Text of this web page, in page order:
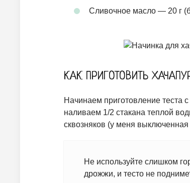
Сливочное масло — 20 г
КАК ПРИГОТОВИТЬ
Начинаем приготовление теста
наливаем 1/2 стакана теплой
сквозняков (у меня
Не используйте слишком
дрожжи, и тесто не